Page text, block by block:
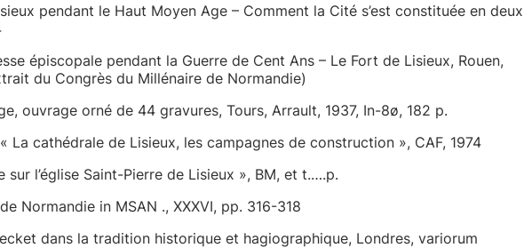
pendant le Haut Moyen Age – Comment la Cité s’est constituée en deux
épiscopale pendant la Guerre de Cent Ans – Le Fort de Lisieux, Rouen,
du Congrès du Millénaire de Normandie)
ouvrage orné de 44 gravures, Tours, Arrault, 1937, In-8ø, 182 p.
« La cathédrale de Lisieux, les campagnes de construction », CAF, 1974
sur l’église Saint-Pierre de Lisieux », BM, et t.….p.
Normandie in MSAN ., XXXVI, pp. 316-318
dans la tradition historique et hagiographique, Londres, variorum